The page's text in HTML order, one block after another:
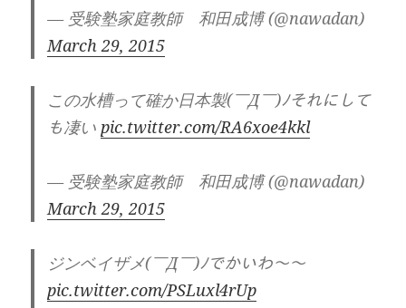
— 受験塾家庭教師 和田成博 (@nawadan)
March 29, 2015
この水槽って確か日本製(￣Д￣)ﾉそれにして
も凄いpic.twitter.com/RA6xoe4kkl
— 受験塾家庭教師 和田成博 (@nawadan)
March 29, 2015
ジンベイザメ(￣Д￣)ﾉでかいわ〜〜
pic.twitter.com/PSLuxl4rUp